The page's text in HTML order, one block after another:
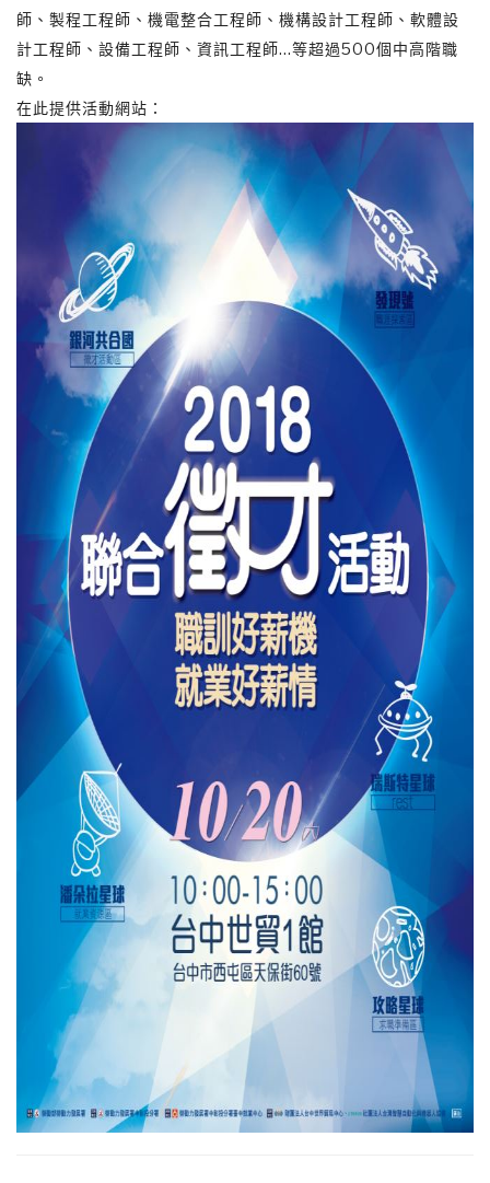
師、製程工程師、機電整合工程師、機構設計工程師、軟體設
計工程師、設備工程師、資訊工程師…等超過500個中高階職
缺。
在此提供活動網站：